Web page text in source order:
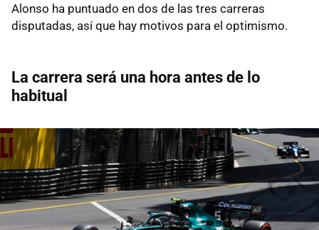
Alonso ha puntuado en dos de las tres carreras
disputadas, así que hay motivos para el optimismo.
La carrera será una hora antes de lo
habitual